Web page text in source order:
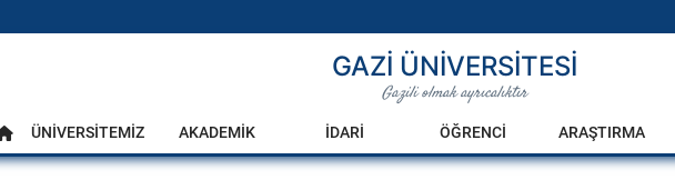
GAZİ ÜNİVERSİTESİ
Gazili olmak ayrıcalıktır
Anasayfa
ÜNİVERSİTEMİZ AKADEMİK İDARİ ÖĞRENCİ ARAŞTIRMA